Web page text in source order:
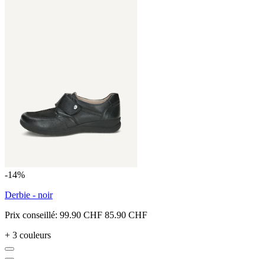
-14%
Derbie - noir
Prix conseillé: 99.90 CHF 85.90 CHF
+ 3 couleurs